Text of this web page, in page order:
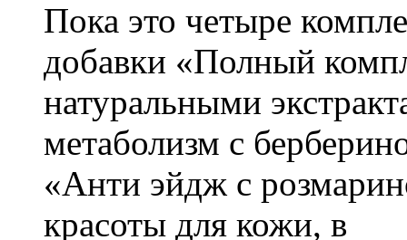
Пока это четыре
добавки «Полный
натуральными
метаболизм с
«Анти эйдж с
красоты для кожи, в